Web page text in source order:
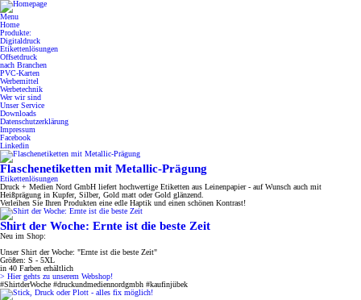
Menu
Home
Produkte:
Digitaldruck
Etikettenlösungen
Offsetdruck
nach Branchen
PVC-Karten
Werbemittel
Werbetechnik
Wer wir sind
Unser Service
Downloads
Datenschutzerklärung
Impressum
Facebook
Linkedin
Flaschenetiketten mit Metallic-Prägung
Etikettenlösungen
Druck + Medien Nord GmbH liefert hochwertige Etiketten aus Leinenpapier - auf Wunsch auch mit
Heißprägung in Kupfer, Silber, Gold matt oder Gold glänzend.
Verleihen Sie Ihren Produkten eine edle Haptik und einen schönen Kontrast!
Shirt der Woche: Ernte ist die beste Zeit
Neu im Shop:
Unser Shirt der Woche: "Ernte ist die beste Zeit"
Größen: S - 5XL
in 40 Farben erhältlich
> Hier gehts zu unserem Webshop!
#ShirtderWoche #druckundmediennordgmbh #kaufinjübek